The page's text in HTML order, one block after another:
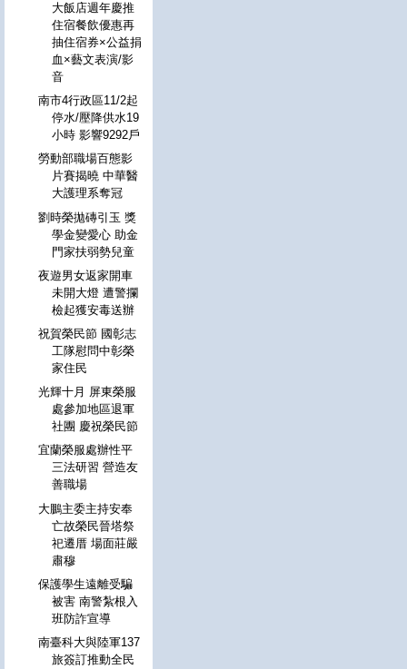
大飯店週年慶推
住宿餐飲優惠再
抽住宿券×公益捐
血×藝文表演/影
音
南市4行政區11/2起
停水/壓降供水19
小時 影響9292戶
勞動部職場百態影
片賽揭曉 中華醫
大護理系奪冠
劉時榮拋磚引玉 獎
學金變愛心 助金
門家扶弱勢兒童
夜遊男女返家開車
未開大燈 遭警攔
檢起獲安毒送辦
祝賀榮民節 國彰志
工隊慰問中彰榮
家住民
光輝十月 屏東榮服
處參加地區退軍
社團 慶祝榮民節
宜蘭榮服處辦性平
三法研習 營造友
善職場
大鵬主委主持安奉
亡故榮民晉塔祭
祀遷厝 場面莊嚴
肅穆
保護學生遠離受騙
被害 南警紮根入
班防詐宣導
南臺科大與陸軍137
旅簽訂推動全民